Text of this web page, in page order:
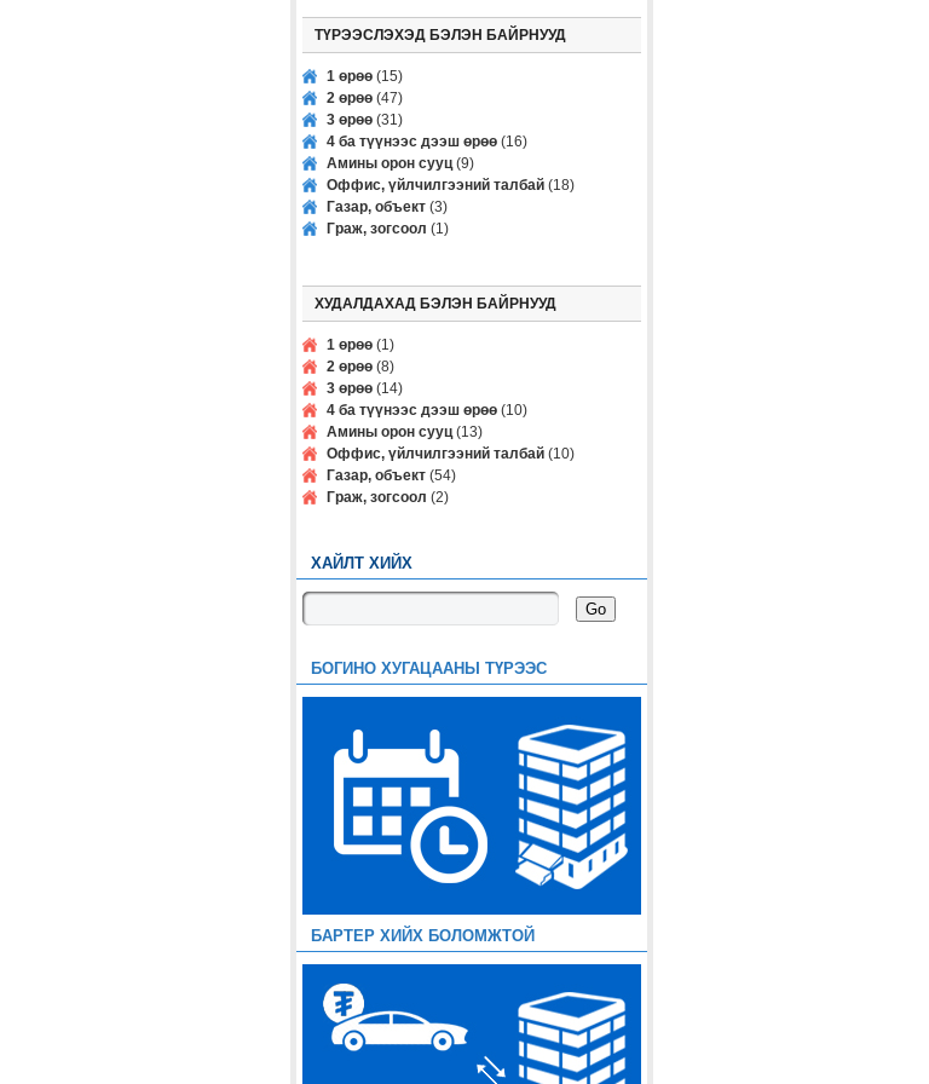
ТҮРЭЭСЛЭХЭД БЭЛЭН БАЙРНУУД
1 өрөө(15)
2 өрөө(47)
3 өрөө(31)
4 ба түүнээс дээш өрөө(16)
Амины орон сууц(9)
Оффис, үйлчилгээний талбай(18)
Газар, объект(3)
Граж, зогсоол (1)
ХУДАЛДАХАД БЭЛЭН БАЙРНУУД
1 өрөө(1)
2 өрөө(8)
3 өрөө(14)
4 ба түүнээс дээш өрөө(10)
Амины орон сууц(13)
Оффис, үйлчилгээний талбай(10)
Газар, объект(54)
Граж, зогсоол (2)
ХАЙЛТ ХИЙХ
БОГИНО ХУГАЦААНЫ ТҮРЭЭС
БАРТЕР ХИЙХ БОЛОМЖТОЙ